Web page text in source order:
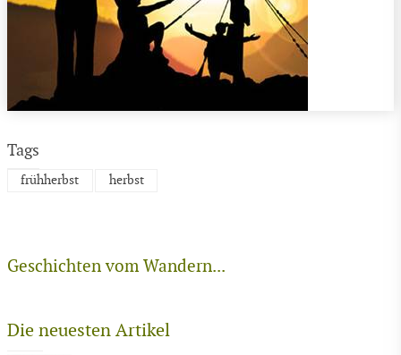
Tags
frühherbst herbst
Geschichten vom Wandern...
Die neuesten Artikel